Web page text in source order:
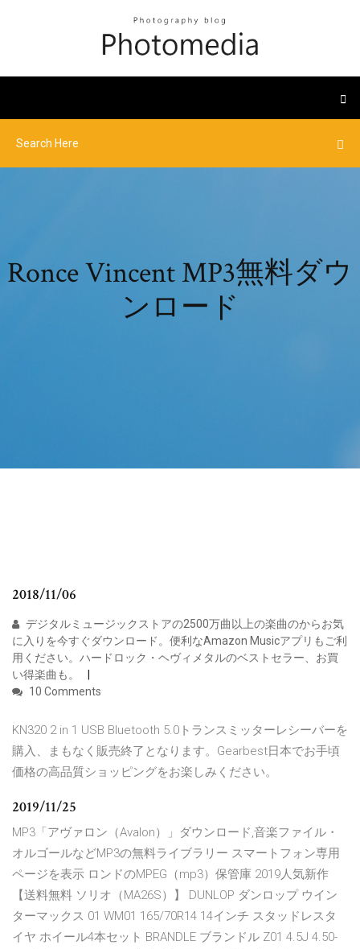
Ronce Vincent MP3無料ダウ
ンロード
2018/11/06
デジタルミュージックストアの2500万曲以上の楽曲のからお気
に入りを今すぐダウンロード。便利なAmazon Musicアプリもご利
用ください。ハードロック・ヘヴィメタルのベストセラー、お買
い得楽曲も。
10 Comments
KN320 2 in 1 USB Bluetooth 5.0トランスミッターレシーバーを
購入、まもなく販売終了となります。Gearbest日本でお手頃
価格の高品質ショッピングをお楽しみください。
2019/11/25
MP3「アヴァロン（Avalon）」ダウンロード,音楽ファイル・
オルゴールなどMP3の無料ライブラリー スマートフォン専用
ページを表示 ロンドのMPEG（mp3）保管庫 2019人気新作
【送料無料 ソリオ（MA26S）】 DUNLOP ダンロップ ウイン
ターマックス 01 WM01 165/70R14 14インチ スタッドレスタ
イヤ ホイール4本セット BRANDLE ブランドル Z01 4.5J 4.50-